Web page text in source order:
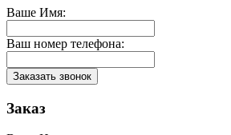
Ваше Имя:
Ваш номер телефона:
Заказ